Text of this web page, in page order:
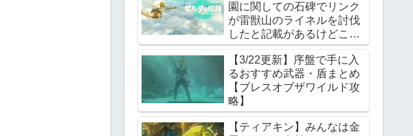
園に関しての石碑でリンク
が雷獣山のライネルを討伐
したと記載があるけどこれ
っていつの話?【ティアー
ズオブザキングダム】
【3/22更新】序盤で手に入
るおすすめ武器・盾まとめ
【ブレスオブザワイルド攻
略】
【ティアキン】みんなは金